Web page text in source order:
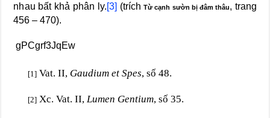
nhau bất khả phân ly.[3] (tríchTừ cạnh sườn bị đâm thâu, trang
456 – 470).
gPCgrf3JqEw
[1] Vat. II, Gaudium et Spes, số 48.
[2] Xc. Vat. II, Lumen Gentium, số 35.